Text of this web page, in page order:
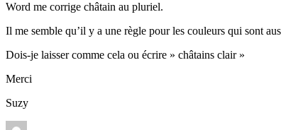
Word me corrige châtain au pluriel.
Il me semble qu’il y a une règle pour les couleurs qui sont
Dois-je laisser comme cela ou écrire » châtains clair »
Merci
Suzy